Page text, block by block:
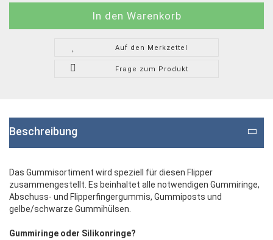
Auf den Merkzettel
Frage zum Produkt
Beschreibung
Das Gummisortiment wird speziell für diesen Flipper
zusammengestellt. Es beinhaltet alle notwendigen Gummiringe,
Abschuss- und Flipperfingergummis, Gummiposts und
gelbe/schwarze Gummihülsen.
Gummiringe oder Silikonringe?